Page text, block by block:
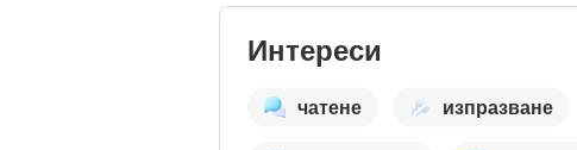
Интереси
чатене изпразване